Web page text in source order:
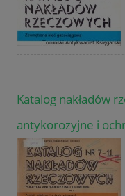
Katalog nakładów
antykorozyjne i